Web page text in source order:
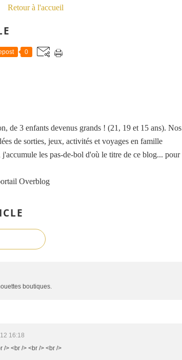
Retour à l'accueil
0
de 3 enfants devenus grands ! (21, 19 et 15 ans). Nos
de sorties, jeux, activités et voyages en famille
j'accumule les pas-de-bol d'où le titre de ce blog... pour
Overblog
boutiques.
16:18
/> <br /> <br /> <br />